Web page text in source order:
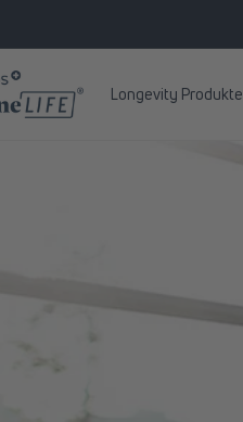
Longevity Produkte